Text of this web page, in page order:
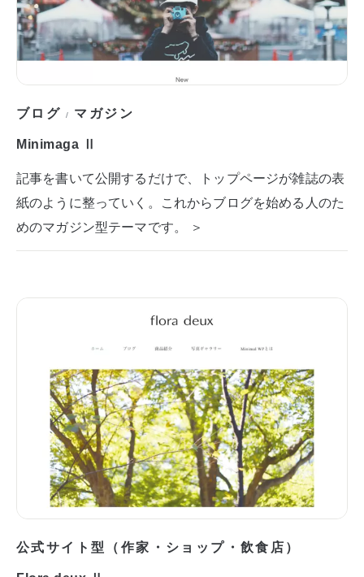
ブログ / マガジン
Minimaga Ⅱ
記事を書いて公開するだけで、トップページが雑誌の表
紙のように整っていく。これからブログを始める人のた
めのマガジン型テーマです。 ＞
公式サイト型（作家・ショップ・飲食店）